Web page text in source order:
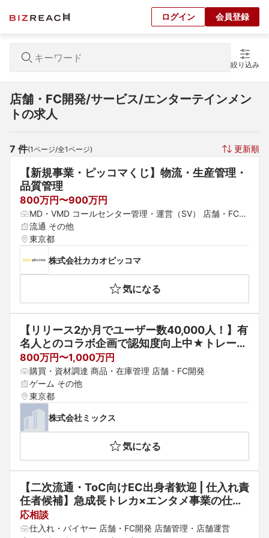
ログイン 会員登録
絞り込み
店舗・FC開発/サービス/エンターテインメン
トの求人
7 件(1ページ/全1ページ) 更新順
【新規事業・ピッコマくじ】物流・生産管理・
品質管理
800万円〜900万円
MD・VMD コールセンター管理・運営（SV） 店舗・FC開
発
流通 その他
東京都
株式会社カカオピッコマ
気になる
【リリース2か月でユーザー数40,000人！】有
名人とのコラボ企画で認知度向上中★トレーデ
ィングカードの仕入れ担当
800万円〜1,000万円
購買・資材調達 商品・在庫管理 店舗・FC開発
ゲーム その他
東京都
株式会社ミックス
気になる
【二次流通・ToC向けEC出身者歓迎 | 仕入れ責
任者候補】急成長トレカ×エンタメ事業の仕入
れ戦略をリード
応相談
仕入れ・バイヤー 店舗・FC開発 店舗管理・店舗運営